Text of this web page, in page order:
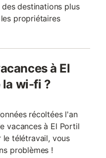
destinations plus
propriétaires
à El
wi-fi ?
récoltées l'an
vacances à El Portil
télétravail, vous
problèmes !